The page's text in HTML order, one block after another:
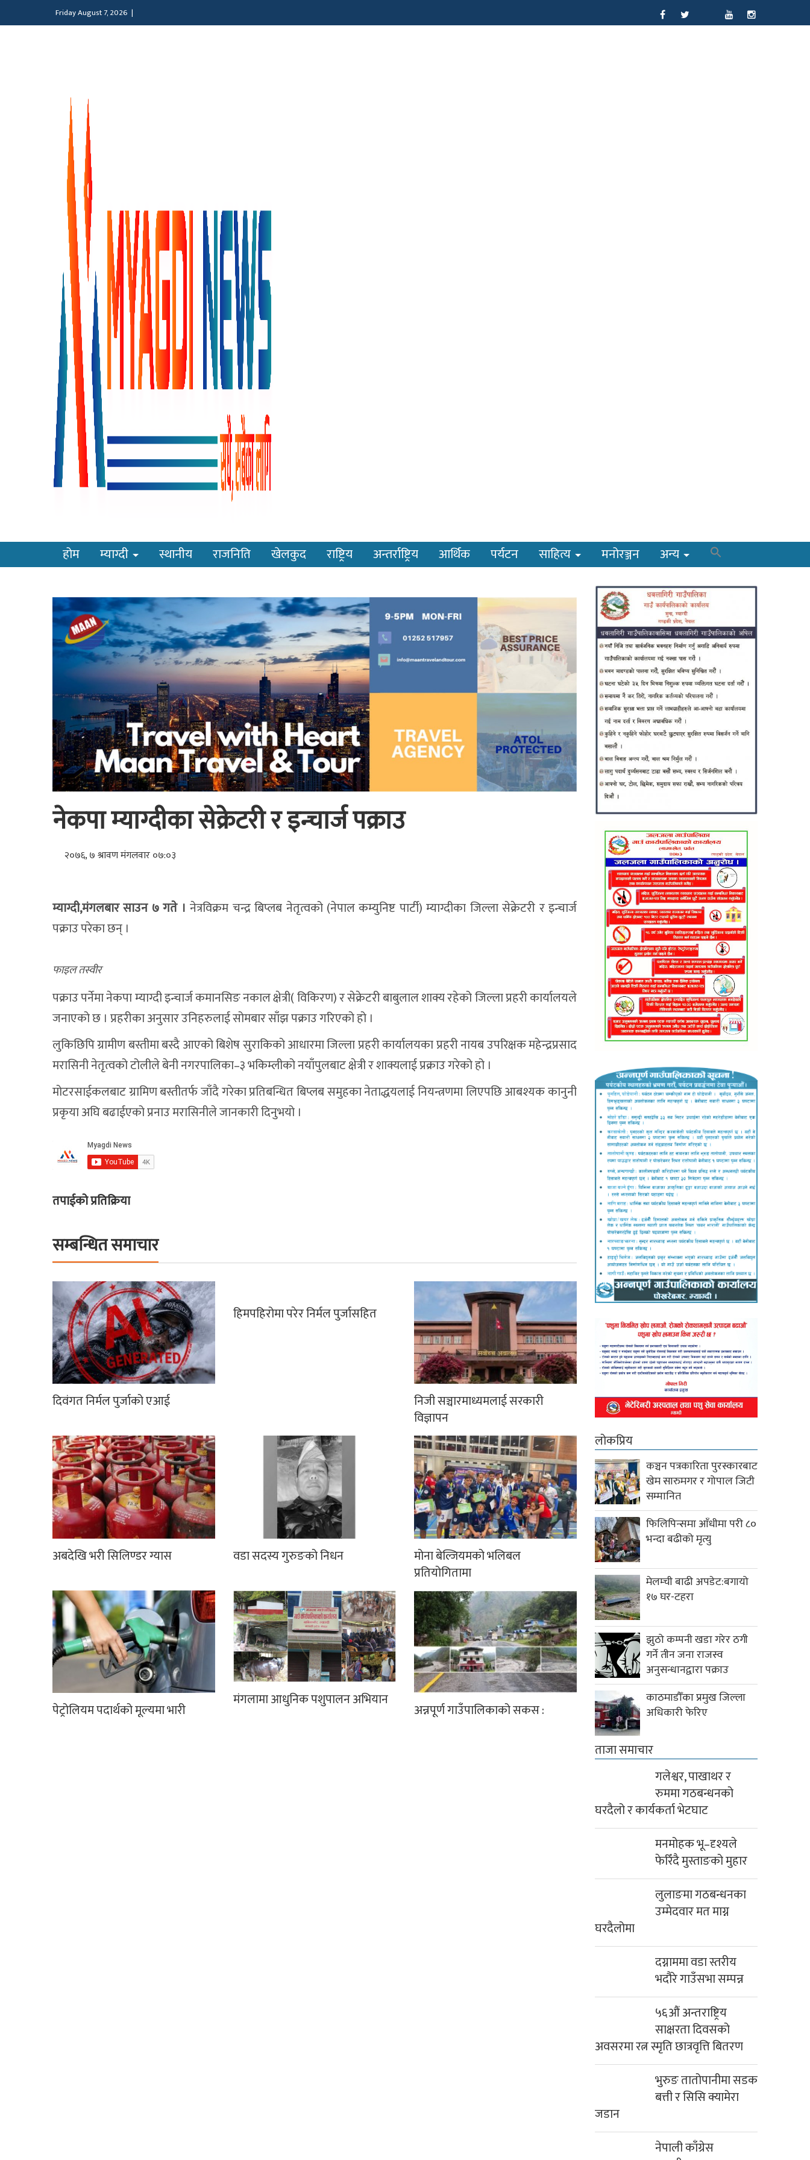
Friday August 7, 2026 |
होम म्याग्दी स्थानीय राजनिति खेलकुद राष्ट्रिय अन्तर्राष्ट्रिय आर्थिक पर्यटन साहित्य मनोरञ्जन अन्य
नेकपा म्याग्दीका सेक्रेटरी र इन्चार्ज पक्राउ
२०७६, ७ श्रावण मंगलवार ०७:०३
म्याग्दी,मंगलबार साउन ७ गते । नेत्रविक्रम चन्द्र बिप्लब नेतृत्वको (नेपाल कम्युनिष्ट पार्टी) म्याग्दीका जिल्ला सेक्रेटरी र इन्चार्ज
पक्राउ परेका छन् ।
फाइल तस्वीर
पक्राउ पर्नेमा नेकपा म्याग्दी इन्चार्ज कमानसिङ नकाल क्षेत्री( विकिरण) र सेक्रेटरी बाबुलाल शाक्य रहेको जिल्ला प्रहरी कार्यालयले
जनाएको छ । प्रहरीका अनुसार उनिहरुलाई सोमबार साँझ पक्राउ गरिएको हो ।
लुकिछिपि ग्रामीण बस्तीमा बस्दै आएको बिशेष सुराकिको आधारमा जिल्ला प्रहरी कार्यालयका प्रहरी नायब उपरिक्षक महेन्द्रप्रसाद
मरासिनी नेतृत्वको टोलीले बेनी नगरपालिका–३ भकिम्लीको नयाँपुलबाट क्षेत्री र शाक्यलाई प्रक्राउ गरेको हो ।
मोटरसाईकलबाट ग्रामिण बस्तीतर्फ जाँदै गरेका प्रतिबन्धित बिप्लब समुहका नेताद्धयलाई नियन्त्रणमा लिएपछि आबश्यक कानुनी
प्रकृया अघि बढाईएको प्रनाउ मरासिनीले जानकारी दिनुभयो ।
तपाईको प्रतिक्रिया
सम्बन्धित समाचार
दिवंगत निर्मल पुर्जाको एआई
हिमपहिरोमा परेर निर्मल पुर्जासहित
निजी सञ्चारमाध्यमलाई सरकारी
विज्ञापन
अबदेखि भरी सिलिण्डर ग्यास वडा सदस्य गुरुङको निधन
मोना बेल्जियमको भलिबल
प्रतियोगितामा
पेट्रोलियम पदार्थको मूल्यमा भारी
मंगलामा आधुनिक पशुपालन अभियान
अन्नपूर्ण गाउँपालिकाको सकस :
लोकप्रिय
कञ्चन पत्रकारिता पुरस्कारबाट
खेम सारुमगर र गोपाल जिटी
सम्मानित
फिलिपिन्समा आँधीमा परी ८०
भन्दा बढीको मृत्यु
मेलम्ची बाढी अपडेट:बगायो
१७ घर-टहरा
झुठो कम्पनी खडा गरेर ठगी
गर्ने तीन जना राजस्व
अनुसन्धानद्वारा पक्राउ
काठमाडौँका प्रमुख जिल्ला
अधिकारी फेरिए
ताजा समाचार
गलेश्वर, पाखाथर र
रुममा गठबन्धनको
घरदैलो र कार्यकर्ता भेटघाट
मनमोहक भू–दृश्यले
फेरिँदै मुस्ताङको मुहार
लुलाङमा गठबन्धनका
उम्मेदवार मत माग्न
घरदैलोमा
दग्नाममा वडा स्तरीय
भदौरे गाउँसभा सम्पन्न
५६औं अन्तराष्ट्रिय
साक्षरता दिवसको
अवसरमा रत्न स्मृति छात्रवृत्ति बितरण
भुरुङ तातोपानीमा सडक
बत्ती र सिसि क्यामेरा
जडान
नेपाली काँग्रेस